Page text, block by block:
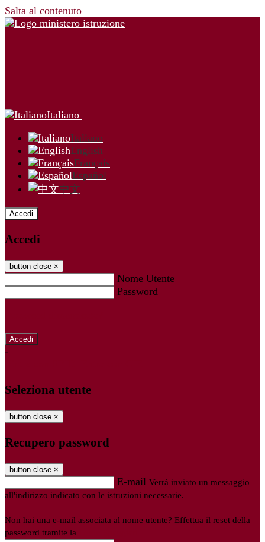
Salta al contenuto
Italiano
Italiano
English
Français
Español
中文
Accedi
Accedi
button close ×
Nome Utente
Password
-
Seleziona utente
button close ×
Recupero password
button close ×
E-mail Verrà inviato un messaggio
all'indirizzo indicato con le istruzioni necessarie.
Non hai una e-mail associata al nome utente? Effettua il reset della
password tramite la